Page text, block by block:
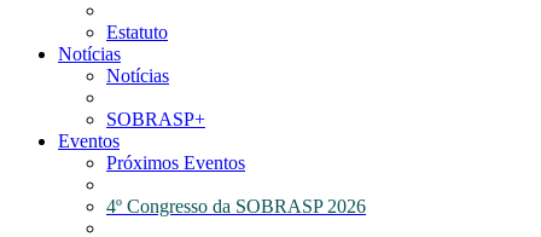
Estatuto
Notícias
Notícias
SOBRASP+
Eventos
Próximos Eventos
4º Congresso da SOBRASP 2026